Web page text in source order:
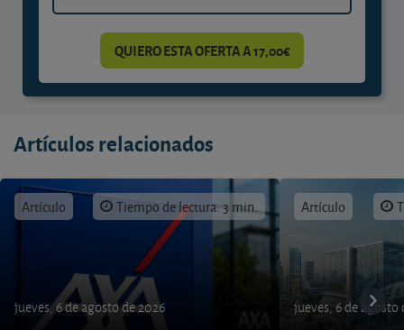
QUIERO ESTA OFERTA A 17,00€
Artículos relacionados
Artículo Tiempo de lectura: 3 min.
jueves, 6 de agosto de 2026
Artículo
jueves, 6 de agosto